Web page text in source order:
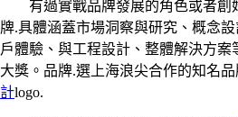
有過實戰品牌發展的角色或者創
牌.具體涵蓋市場洞察與研究、概念
戶體驗、與工程設計、整體解決方
大獎。品牌.選上海浪尖合作的知名品
計logo.